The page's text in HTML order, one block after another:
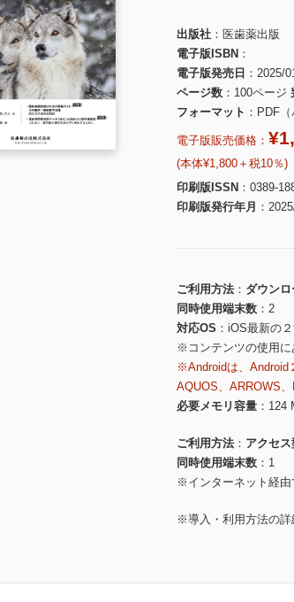
出版社
医歯薬出版
電子版ISBN
電子版発売日
2025/
ページ数
100ページ
フォーマット
PDF
電子版販売価格：
(本体¥1,800＋税10％)
印刷版ISSN
0389-
印刷版発行年月
ご利用方法
ダウンロ
同時使用端末数
2
対応OS
iOS最新の
※コンテンツの使用に
※Androidは、Android
AQUOS、ARROWS
必要メモリ容量
124
ご利用方法
アクセス
同時使用端末数
1
※インターネット経由
※導入・利用方法の詳